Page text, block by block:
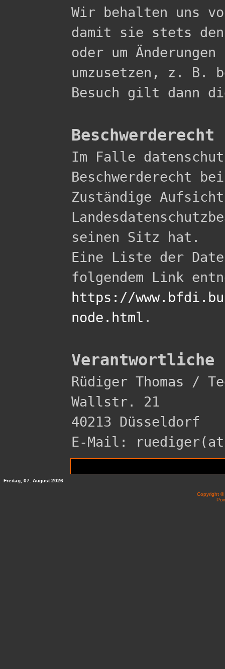
Wir behalten uns
damit sie stets
oder um
umzusetzen, z. B.
Besuch gilt dann
Im Falle
Beschwerderecht
Zuständige
seinen Sitz hat.
Eine Liste der
https://
node.html .
Rüdiger Thomas /
Wallstr. 21
40213 Düsseldorf
E-Mail:
Freitag, 07. August 2026
Copyright